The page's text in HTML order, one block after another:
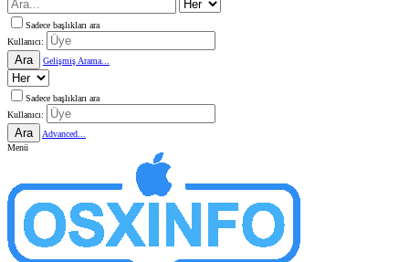
Sadece başlıkları ara
Kullanıcı:
Ara Gelişmiş Arama...
Sadece başlıkları ara
Kullanıcı:
Ara
Advanced...
Menü